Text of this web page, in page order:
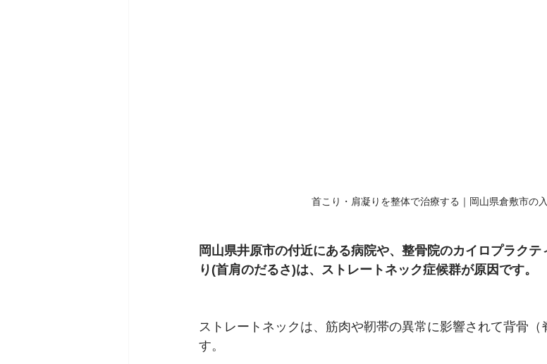
首こり・肩凝りを整体で治療する｜岡山県倉敷市の
岡山県井原市の付近にある病院や、整骨院のカイロプラクテ
り(首肩のだるさ)は、ストレートネック症候群が原因です。
ストレートネックは、筋肉や靭帯の異常に影響されて背骨
す。